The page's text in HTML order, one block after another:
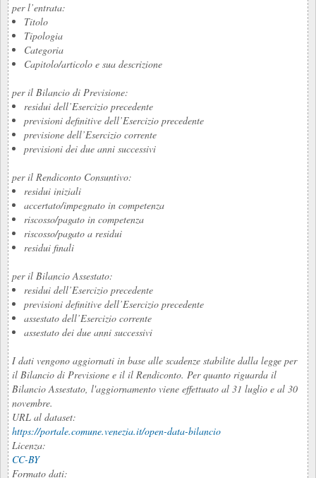
per l’entrata:
Titolo
Tipologia
Categoria
Capitolo/articolo e sua descrizione
per il Bilancio di Previsione:
residui dell’Esercizio precedente
previsioni definitive dell’Esercizio precedente
previsione dell’Esercizio corrente
previsioni dei due anni successivi
per il Rendiconto Consuntivo:
residui iniziali
accertato/impegnato in competenza
riscosso/pagato in competenza
riscosso/pagato a residui
residui finali
per il Bilancio Assestato:
residui dell’Esercizio precedente
previsioni definitive dell’Esercizio precedente
assestato dell’Esercizio corrente
assestato dei due anni successivi
I dati vengono aggiornati in base alle scadenze stabilite dalla legge per
il Bilancio di Previsione e il il Rendiconto. Per quanto riguarda il
Bilancio Assestato, l'aggiornamento viene effettuato al 31 luglio e al 30
novembre.
URL al dataset:
https://portale.comune.venezia.it/open-data-bilancio
Licenza:
CC-BY
Formato dati: